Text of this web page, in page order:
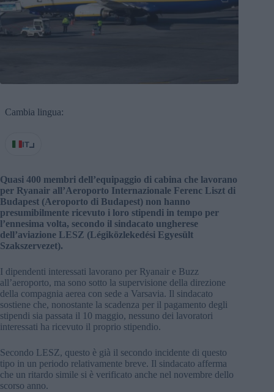
Cambia lingua:
IT
Quasi 400 membri dell’equipaggio di cabina che lavorano
per Ryanair all’Aeroporto Internazionale Ferenc Liszt di
Budapest (Aeroporto di Budapest) non hanno
presumibilmente ricevuto i loro stipendi in tempo per
l’ennesima volta, secondo il sindacato ungherese
dell’aviazione LESZ (Légiközlekedési Egyesült
Szakszervezet).
I dipendenti interessati lavorano per Ryanair e Buzz
all’aeroporto, ma sono sotto la supervisione della direzione
della compagnia aerea con sede a Varsavia. Il sindacato
sostiene che, nonostante la scadenza per il pagamento degli
stipendi sia passata il 10 maggio, nessuno dei lavoratori
interessati ha ricevuto il proprio stipendio.
Secondo LESZ, questo è già il secondo incidente di questo
tipo in un periodo relativamente breve. Il sindacato afferma
che un ritardo simile si è verificato anche nel novembre dello
scorso anno.